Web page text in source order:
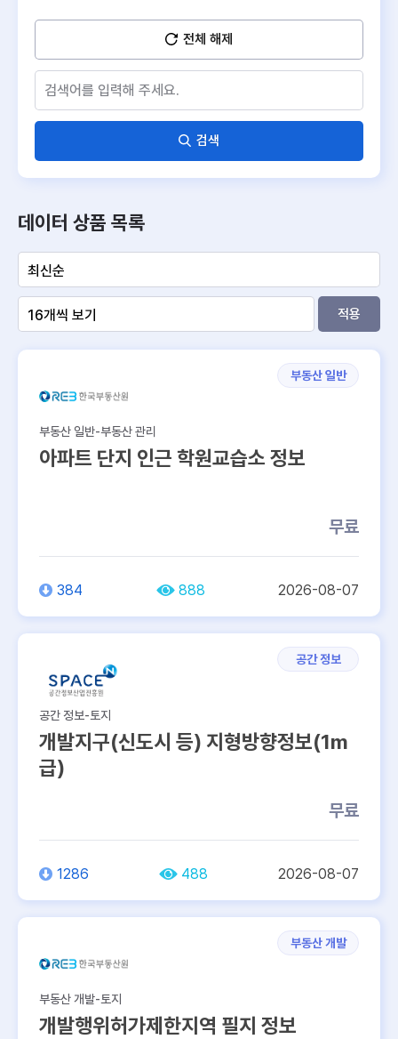
알스퀘어
전체 해제
검색
데이터 상품 목록
적용
부동산 일반
부동산 일반-부동산 관리
아파트 단지 인근 학원교습소 정보
무료
384 888 2026-08-07
공간 정보
공간 정보-토지
개발지구(신도시 등) 지형방향정보(1m
급)
무료
1286 488 2026-08-07
부동산 개발
부동산 개발-토지
개발행위허가제한지역 필지 정보